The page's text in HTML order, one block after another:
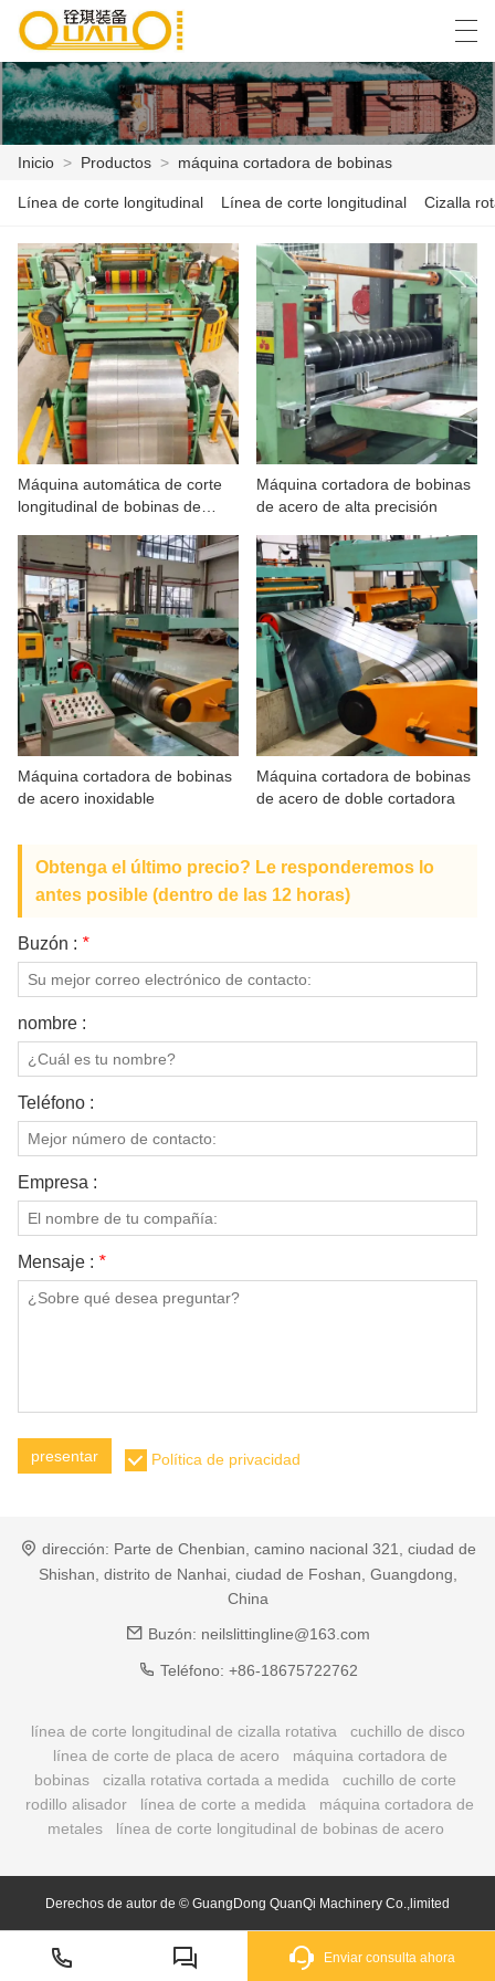
INICIO
PRODUCTOS
NOTICIAS
CASO
LA FÁBRICA
CONTÁCTENOS
SOBRE NOSOTROS
العربية বাংলা ভাষার English Español
Inicio > Productos > máquina cortadora de bobinas
Línea de corte longitudinal Línea de corte longitudinal Cizalla
Máquina automática de corte
longitudinal de bobinas de
brida de correa
Máquina cortadora de bobinas
de acero de alta precisión
Máquina cortadora de bobinas
de acero inoxidable
Máquina cortadora de bobinas
de acero de doble cortadora
Obtenga el último precio? Le responderemos lo
antes posible (dentro de las 12 horas)
Buzón : *
nombre :
Teléfono :
Empresa :
Mensaje : *
presentar Política de privacidad
dirección: Parte de Chenbian, camino nacional 321, ciudad de
Shishan, distrito de Nanhai, ciudad de Foshan, Guangdong,
China
Buzón: neilslittingline@163.com
Teléfono: +86-18675722762
línea de corte longitudinal de cizalla rotativa
cuchillo de disco
línea de corte de placa de acero
máquina cortadora de
bobinas
cizalla rotativa cortada a medida
cuchillo de corte
rodillo alisador
línea de corte a medida
máquina cortadora de
metales
línea de corte longitudinal de bobinas de acero
Derechos de autor de © GuangDong QuanQi Machinery Co.,limited
Enviar consulta ahora